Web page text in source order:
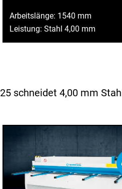
Arbeitslänge: 1540 mm
Leistung: Stahl 4,00 mm
schneidet 4,00 mm